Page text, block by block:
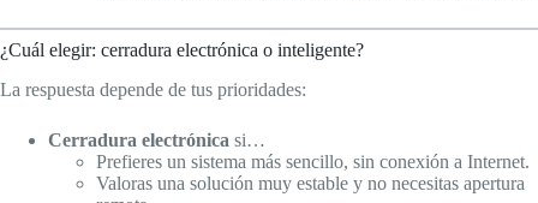
¿Cuál elegir: cerradura electrónica o inteligente?
La respuesta depende de tus prioridades:
Cerradura electrónica si…
Prefieres un sistema más sencillo, sin conexión a Internet.
Valoras una solución muy estable y no necesitas apertura